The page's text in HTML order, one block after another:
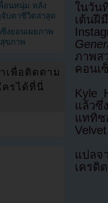
ในวัน
เต้น
ภาพส
คอนเ
Kyle
แล้วซึ่
แททิซ
Velvet
แปลจ
เครดิ
อนหนุ่ม หลัง
บตาชีวิตล่าสุด
งยอนเผยภาพ
ขภาพ
เพื่อติดตาม
ครได้ที่นี่